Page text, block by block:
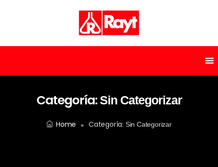
Categoría:Sin Categorizar
Home Categoría: Sin Categorizar